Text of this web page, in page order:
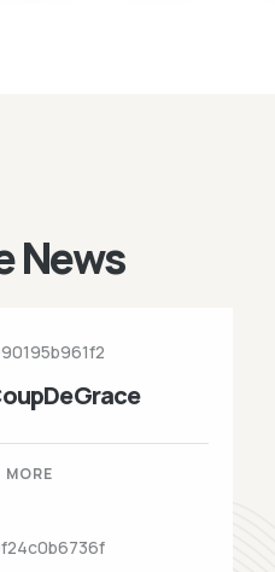
News
MORE